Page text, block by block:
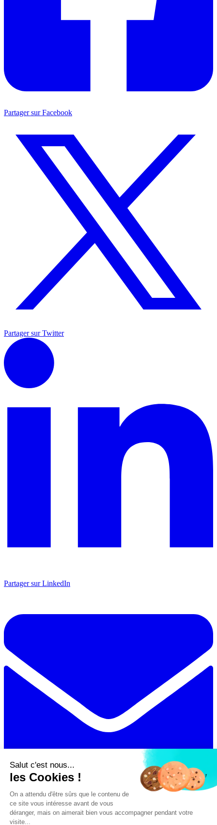
Partager sur Facebook
Partager sur Twitter
Partager sur LinkedIn
Partager par email
Voir les commentaires
Partages :
Salut c'est nous...
les Cookies !
On a attendu d'être sûrs que le contenu de
ce site vous intéresse avant de vous
déranger, mais on aimerait bien vous accompagner pendant votre
visite...